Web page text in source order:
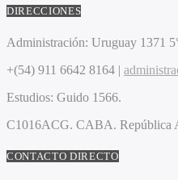
DIRECCIONES
Administración: Uruguay 1371
+(54) 911 6642 8164 |
Estudios: Guido 1566.
C1016ACG. CABA. República
CONTACTO DIRECTO